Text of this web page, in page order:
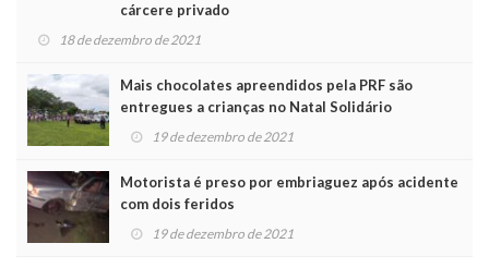
cárcere privado
18 de dezembro de 2021
Mais chocolates apreendidos pela PRF são
entregues a crianças no Natal Solidário
19 de dezembro de 2021
Motorista é preso por embriaguez após acidente
com dois feridos
19 de dezembro de 2021